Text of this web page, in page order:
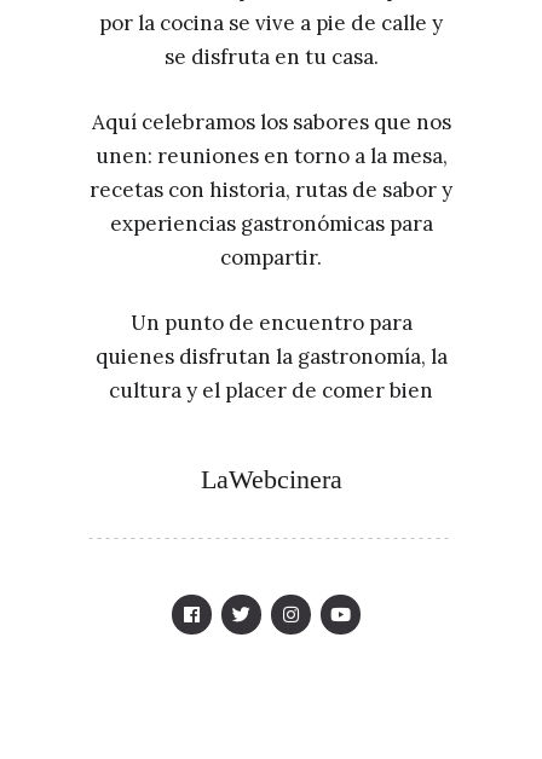
por la cocina se vive a pie de calle y
se disfruta en tu casa.
Aquí celebramos los sabores que nos
unen: reuniones en torno a la mesa,
recetas con historia, rutas de sabor y
experiencias gastronómicas para
compartir.
Un punto de encuentro para
quienes disfrutan la gastronomía, la
cultura y el placer de comer bien
LaWebcinera